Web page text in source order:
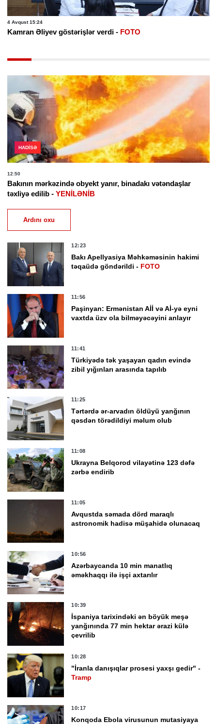
4 Avqust 15:24
Kamran Əliyev göstərişlər verdi - FOTO
HADISƏ
12:50
Bakının mərkəzində obyekt yanır, binadakı vətəndaşlar
təxliyə edilib - YENİLƏNİB
Ardını oxu
12:23
Bakı Apellyasiya Məhkəməsinin hakimi
təqaüdə göndərildi - FOTO
11:56
Paşinyan: Ermənistan Aİİ və Aİ-yə eyni
vaxtda üzv ola bilməyəcəyini anlayır
11:41
Türkiyədə tək yaşayan qadın evində
zibil yığınları arasında tapılıb
11:25
Tərtərdə ər-arvadın öldüyü yanğının
qəsdən törədildiyi məlum olub
11:08
Ukrayna Belqorod vilayətinə 123 dəfə
zərbə endirib
11:05
Avqustda səmada dörd maraqlı
astronomik hadisə müşahidə olunacaq
10:56
Azərbaycanda 10 min manatlıq
əməkhaqqı ilə işçi axtarılır
10:39
İspaniya tarixindəki ən böyük meşə
yanğınında 77 min hektar ərazi külə
çevrilib
10:28
"İranla danışıqlar prosesi yaxşı gedir" -
Tramp
10:17
Konqoda Ebola virusunun mutasiyaya